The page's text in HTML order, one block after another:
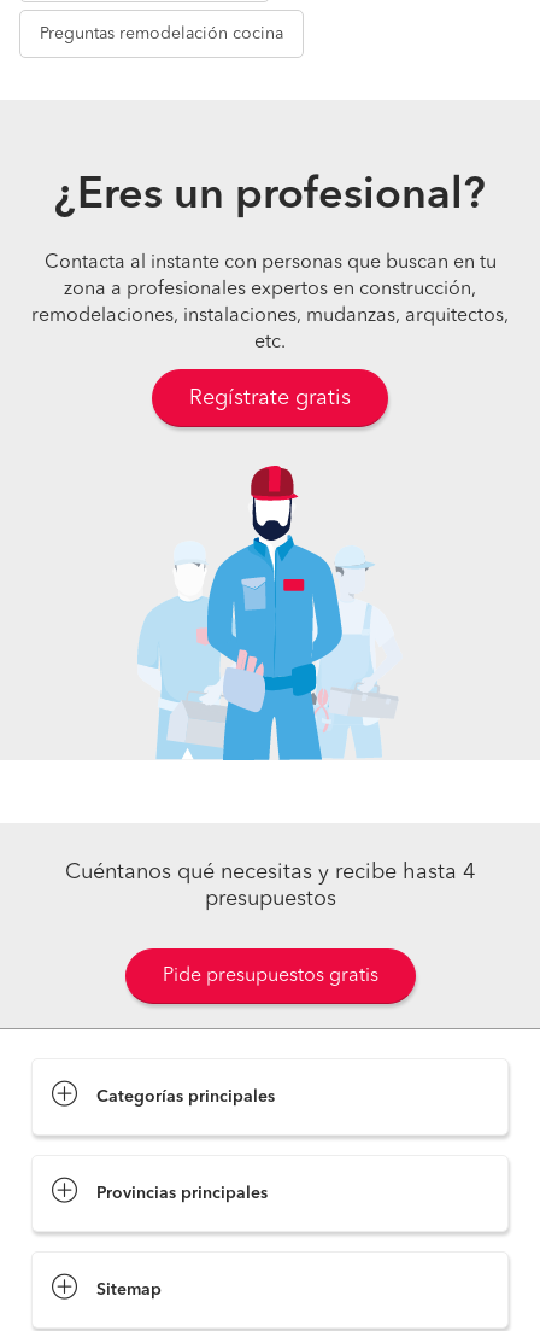
Preguntas remodelación cocina
¿Eres un profesional?
Contacta al instante con personas que buscan en tu
zona a profesionales expertos en construcción,
remodelaciones, instalaciones, mudanzas, arquitectos,
etc.
Regístrate gratis
Cuéntanos qué necesitas y recibe hasta 4
presupuestos
Pide presupuestos gratis
Categorías principales
Provincias principales
Sitemap